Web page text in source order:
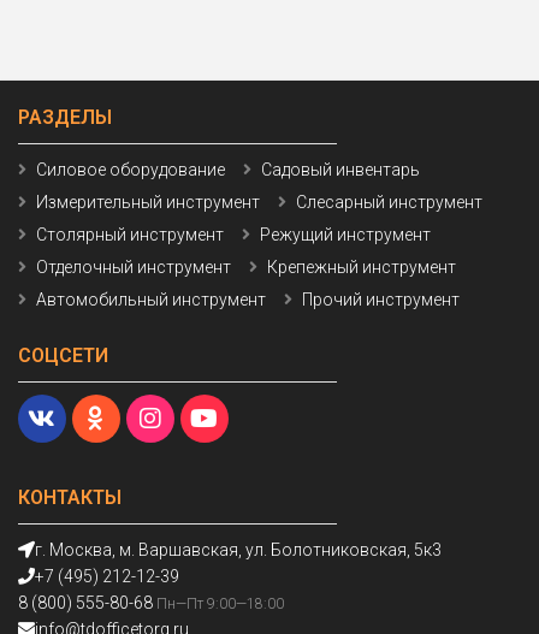
КОНТАКТЫ
г. Москва, м. Варшавская, ул. Болотниковская, 5к3
+7 (495) 212-12-39
8 (800) 555-80-68 Пн—Пт 9:00—18:00
info@tdofficetorg.ru
РАЗДЕЛЫ
Силовое оборудование
Садовый инвентарь
Измерительный инструмент
Слесарный инструмент
Столярный инструмент
Режущий инструмент
Отделочный инструмент
Крепежный инструмент
Автомобильный инструмент
Прочий инструмент
СОЦСЕТИ